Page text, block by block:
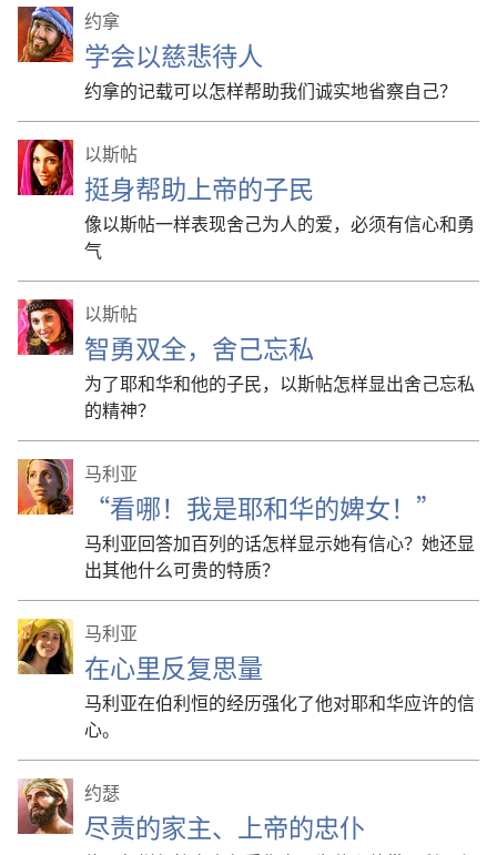
约拿
学会以慈悲待人
约拿的记载可以怎样帮助我们诚实地省察自己？
以斯帖
挺身帮助上帝的子民
像以斯帖一样表现舍己为人的爱，必须有信心和勇
气
以斯帖
智勇双全，舍己忘私
为了耶和华和他的子民，以斯帖怎样显出舍己忘私
的精神？
马利亚
“看哪！我是耶和华的婢女！”
马利亚回答加百列的话怎样显示她有信心？她还显
出其他什么可贵的特质？
马利亚
在心里反复思量
马利亚在伯利恒的经历强化了他对耶和华应许的信
心。
约瑟
尽责的家主、上帝的忠仆